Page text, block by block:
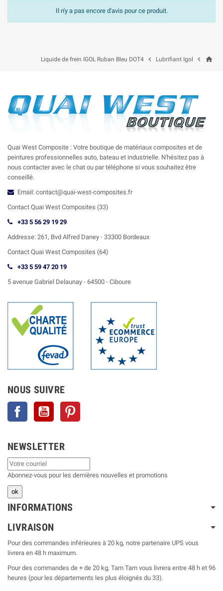
Il n'y a pas encore d'avis pour ce produit.
home

Lubrifiant Igol

Liquide de frein IGOL Ruban Bleu DOT4
Quai West Composite : Votre boutique de matériaux composites et de
peintures professionnelles auto, bateau et industrielle. N'hésitez pas à
nous contacter avec le chat ou par téléphone si vous souhaitez être
conseillé.
Email: contact@quai-west-composites.fr
Contact Quai West Composites (33)
+33 5 56 29 19 29
Addresse: 261, Bvd Alfred Daney - 33300 Bordeaux
Contact Quai West Composites (64)
+33 5 59 47 20 19
5 avenue Gabriel Delaunay - 64500 - Ciboure
NOUS SUIVRE
Facebook YouTube
NEWSLETTER
Abonnez-vous pour les dernières nouvelles et promotions
INFORMATIONS
LIVRAISON
Pour des commandes inférieures à 20 kg, notre partenaire UPS vous
livrera en 48 h maximum.
Pour des commandes de + de 20 kg, Tam Tam vous livrera entre 48 h et 96
heures (pour les départements les plus éloignés du 33).